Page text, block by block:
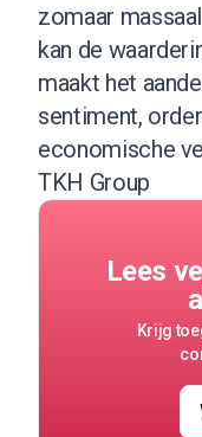
zomaar
kan de
maakt het
sentiment,
economische
TKH Group
Lees
Krijg